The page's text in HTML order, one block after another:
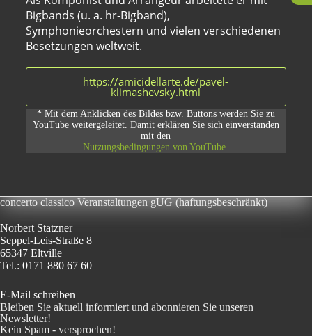
Bigbands (u. a. hr-Bigband),
Symphonieorchestern und vielen verschiedenen
Besetzungen weltweit.
https://amicidellarte.de/pavel-
klimashevsky.html
* Mit dem Anklicken des Bildes bzw. Buttons werden Sie zu
YouTube weitergeleitet. Damit erklären Sie sich einverstanden
mit den
Nutzungsbedingungen von YouTube.
concerto classico Veranstaltungen gUG (haftungsbeschränkt)
Norbert Statzner
Seppel-Leis-Straße 8
65347 Eltville
Tel.: 0171 880 67 60
E-Mail schreiben
Bleiben Sie aktuell informiert und abonnieren Sie unseren
Newsletter!
Kein Spam - versprochen!